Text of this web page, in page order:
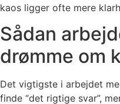
kaos ligger ofte mere
Sådan
drømme om
Det vigtigste i arbejdet
finde “det rigtige svar”,